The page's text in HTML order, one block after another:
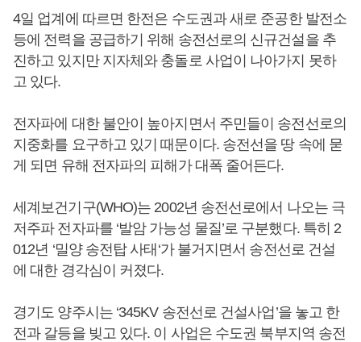
4일 업계에 따르면 한전은 수도권과 새로 준공한 발전소
등에 전력을 공급하기 위해 송전선로의 신규건설을 추
진하고 있지만 지자체와 충돌로 사업이 나아가지 못하
고 있다.
전자파에 대한 불안이 높아지면서 주민들이 송전선로의
지중화를 요구하고 있기 때문이다. 송전선을 땅 속에 묻
게 되면 유해 전자파의 피해가 대폭 줄어든다.
세계보건기구(WHO)는 2002년 송전선로에서 나오는 극
저주파 전자파를 ‘발암 가능성 물질’로 구분했다. 특히 2
012년 ‘밀양 송전탑 사태‘가 불거지면서 송전선로 건설
에 대한 경각심이 커졌다.
경기도 양주시는 ‘345KV 송전선로 건설사업’을 놓고 한
전과 갈등을 빚고 있다. 이 사업은 수도권 북부지역 송전